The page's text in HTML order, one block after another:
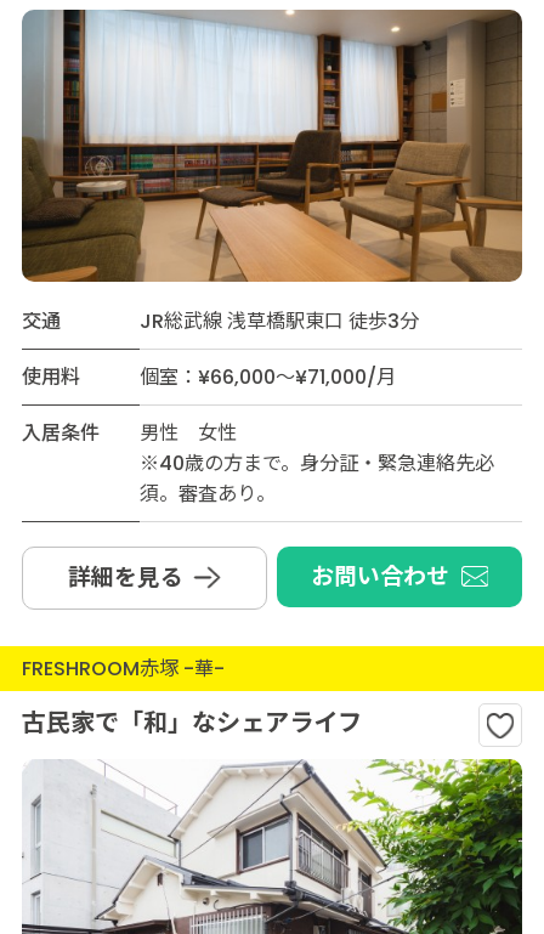
交通
JR総武線 浅草橋駅東口 徒歩3分
使用料
個室：¥66,000～¥71,000/月
入居条件
男性 女性
※40歳の方まで。身分証・緊急連絡先必
須。審査あり。
詳細を見る お問い合わせ
FRESHROOM赤塚 -華-
古民家で「和」なシェアライフ